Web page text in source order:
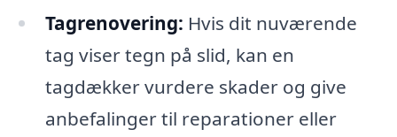
Tagrenovering: Hvis dit nuværende
tag viser tegn på slid, kan en
tagdækker vurdere skader og give
anbefalinger til reparationer eller